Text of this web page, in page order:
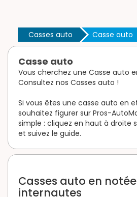
Casses auto Casse auto
Casse auto
Vous cherchez une Casse auto
Consultez nos Casses auto !
Si vous êtes une casse auto en
souhaitez figurer sur Pros-
simple : cliquez en haut à droite
et suivez le guide.
Casses auto en
internautes